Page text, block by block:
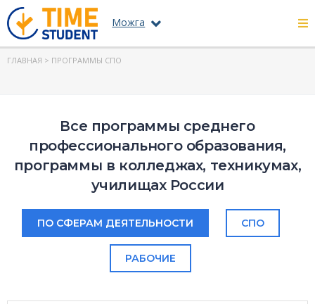
Можга
ГЛАВНАЯ > ПРОГРАММЫ СПО
Все программы среднего
профессионального образования,
программы в колледжах, техникумах,
училищах России
ПО СФЕРАМ ДЕЯТЕЛЬНОСТИ СПО
РАБОЧИЕ